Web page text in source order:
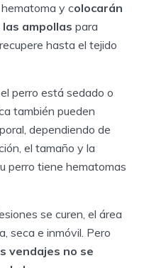
y colocarán
ampollas para
hasta el tejido
perro está sedado o
también pueden
dependiendo de
el tamaño y la
perro tiene hematomas
se curen, el área
seca e inmóvil. Pero
vendajes no se